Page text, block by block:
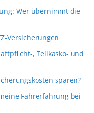
Wer übernimmt die
Versicherungen
, Teilkasko- und
sparen?
Fahrerfahrung bei